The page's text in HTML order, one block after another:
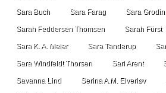
Sara Buch Sara Farag Sara Grodin
Sarah Feddersen Thomsen Sarah Fürst
Sara K. A. Meier Sara Tanderup
Sara Windfeldt Thorsen Sari Arent
Savanna Lind Serina A.M. Elverløv